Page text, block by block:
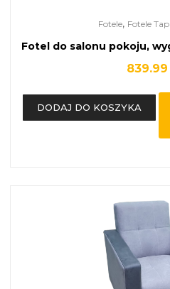
Fotele, Fotele
Fotel do salonu pokoju,
839.99
DODAJ DO KOSZYKA